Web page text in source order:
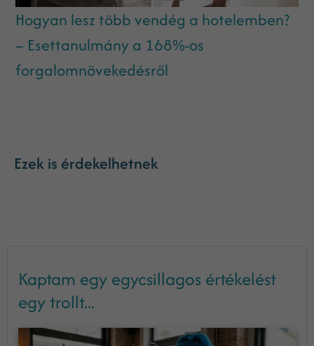
Hogyan lesz több vendég a hotelemben?
– Esettanulmány a 168%-os
forgalomnövekedésről
Ezek is érdekelhetnek
Kaptam egy egycsillagos értékelést
egy trollt...